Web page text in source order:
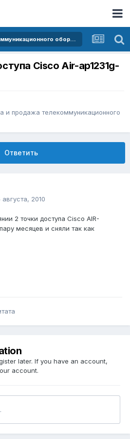
Покупка и продажа телекоммуникационного оборудования
Cisco Air-ap1231g-
и продажа телекоммуникационного
Ответить
августа, 2010
2 точки доступа Cisco AIR-
месяцев и сняли так как
later. If you have an account,
account.